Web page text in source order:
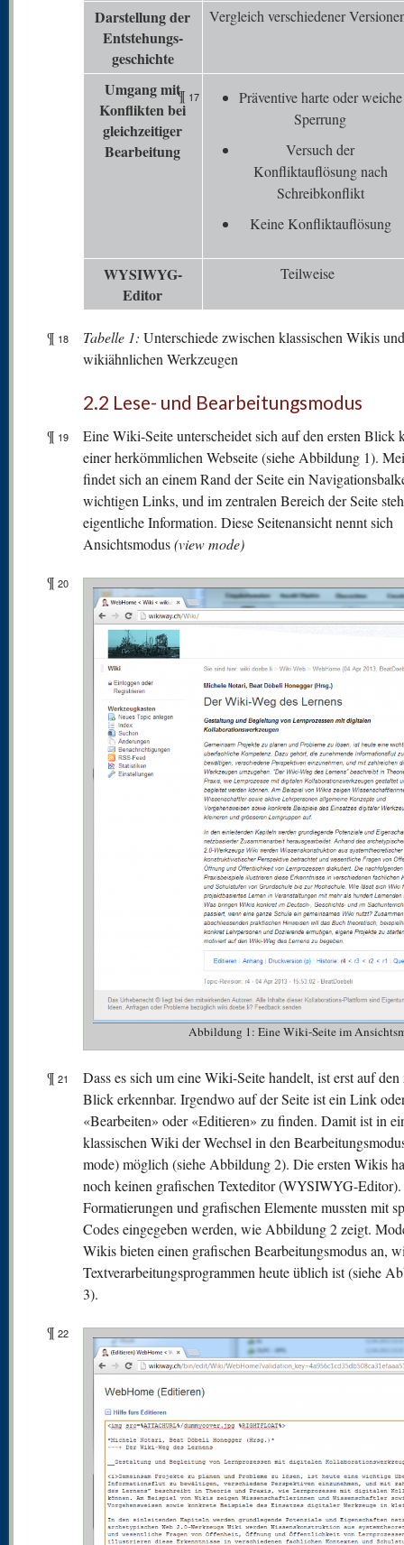
Darstellung der
Entstehungs-
geschichte
Vergleich verschiedener
Umgang mit
Konflikten bei
gleichzeitiger
Bearbeitung
¶ 17
Präventive harte oder weiche
Sperrung
Versuch der
Konfliktauflösung nach
Schreibkonflikt
Keine Konfliktauflösung
WYSIWYG-
Editor
Teilweise
¶ 18 Tabelle 1: Unterschiede zwischen klassischen Wikis und
wikiähnlichen Werkzeugen
2.2 Lese- und Bearbeitungsmodus
¶ 19
Eine Wiki-Seite unterscheidet sich auf den ersten Blick
einer herkömmlichen Webseite (siehe Abbildung 1).
findet sich an einem Rand der Seite ein
wichtigen Links, und im zentralen Bereich der Seite
eigentliche Information. Diese Seitenansicht nennt sich
Ansichtsmodus(view mode)
¶ 20
Abbildung 1: Eine Wiki-Seite im
¶ 21
Dass es sich um eine Wiki-Seite handelt, ist erst auf
Blick erkennbar. Irgendwo auf der Seite ist ein Link
«Bearbeiten» oder «Editieren» zu finden. Damit ist in
klassischen Wiki der Wechsel in den
mode) möglich (siehe Abbildung 2). Die ersten Wikis
noch keinen grafischen Texteditor (WYSIWYG-
Formatierungen und grafischen Elemente mussten mit
Codes eingegeben werden, wie Abbildung 2 zeigt.
Wikis bieten einen grafischen Bearbeitungsmodus an,
Textverarbeitungsprogrammen heute üblich ist (siehe
3).
¶ 22